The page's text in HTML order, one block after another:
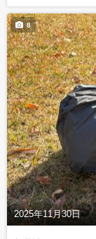
2025年11月30日
8